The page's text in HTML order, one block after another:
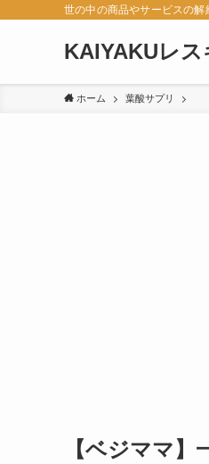
世の中の商品やサービスの
KAIYAKUレス
ホーム 葉酸サプリ
【ベジママ